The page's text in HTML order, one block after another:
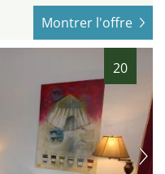
Montrer l'offre
20